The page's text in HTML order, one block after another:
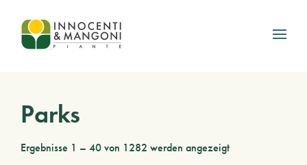
Skip to main content
Parks
Ergebnisse 1 – 40 von 1282 werden angezeigt